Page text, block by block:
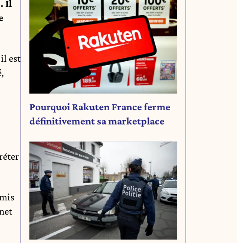
Il
est
Pourquoi Rakuten France ferme
définitivement sa marketplace